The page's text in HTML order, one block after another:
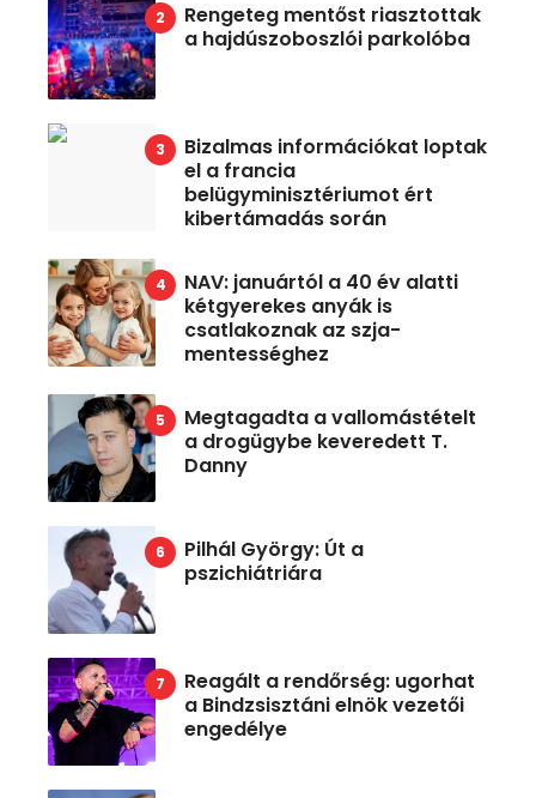
Rengeteg mentőst riasztottak
a hajdúszoboszlói parkolóba
Bizalmas információkat loptak
el a francia
belügyminisztériumot ért
kibertámadás során
NAV: januártól a 40 év alatti
kétgyerekes anyák is
csatlakoznak az szja-
mentességhez
Megtagadta a vallomástételt
a drogügybe keveredett T.
Danny
Pilhál György: Út a
pszichiátriára
Reagált a rendőrség: ugorhat
a Bindzsisztáni elnök vezetői
engedélye